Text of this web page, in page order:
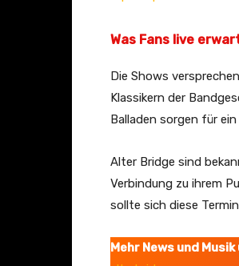
Was Fans live
Die Shows
Klassikern der
Balladen sorgen für
Alter Bridge sind
Verbindung zu ihrem
sollte sich diese
Mehr News und